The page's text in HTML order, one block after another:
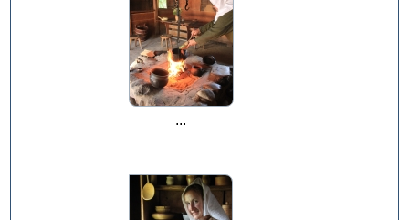
...